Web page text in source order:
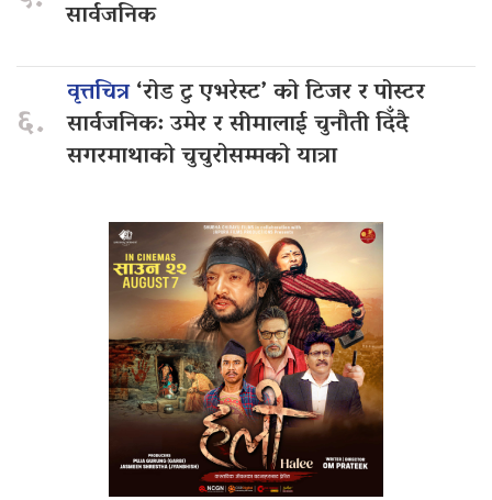
सार्वजनिक
६.
वृत्तचित्र‘रोड टु एभरेस्ट’ को टिजर र पोस्टर
सार्वजनिक: उमेर र सीमालाई चुनौती दिँदै
सगरमाथाको चुचुरोसम्मको यात्रा